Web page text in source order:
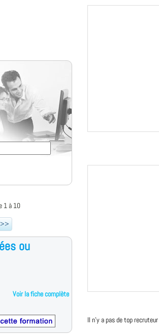
1 à 10
>>
ou
Voir la fiche complète
Il n'y a pas de top